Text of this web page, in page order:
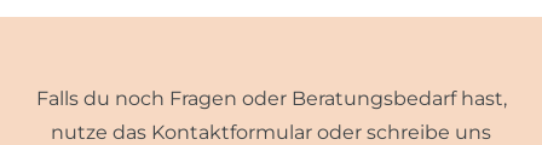
Falls du noch Fragen oder Beratungsbedarf hast,
nutze das Kontaktformular oder schreibe uns